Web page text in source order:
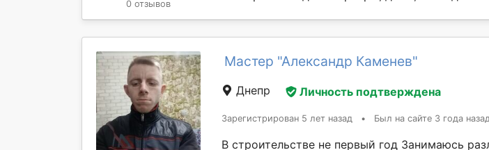
0 отзывов
Мастер "Александр Каменев"
Днепр Личность подтверждена
Зарегистрирован 5 лет назад • Был на сайте 3 года
В строительстве не первый год Занимаюсь